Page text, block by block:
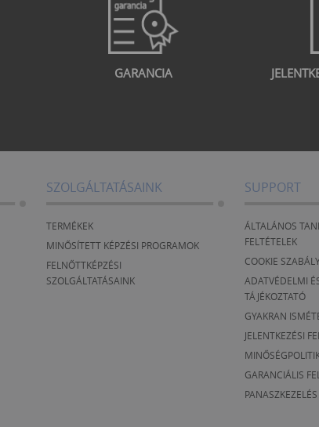
GARANCIA
SZOLGÁLTATÁSAINK
TERMÉKEK
MINŐSÍTETT KÉPZÉSI PROGRAMOK
FELNŐTTKÉPZÉSI
SZOLGÁLTATÁSAINK
SUPPORT
ÁLTALÁNOS
FELTÉTELEK
COOKIE
ADATVÉDELMI
TÁJÉKOZTATÓ
GYAKRAN
JELENTKEZÉSI
GARANCIÁLIS
PANASZKEZELÉS